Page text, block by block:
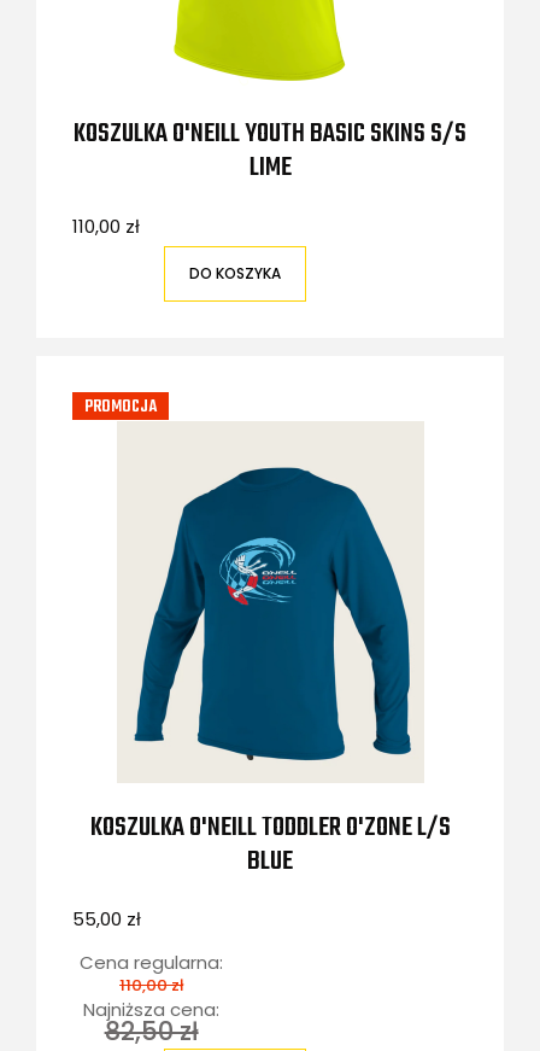
KOSZULKA O'NEILL YOUTH BASIC SKINS S/S
LIME
110,00 zł
DO KOSZYKA
KOSZULKA O'NEILL TODDLER O'ZONE L/S
BLUE
55,00 zł
Cena regularna:
110,00 zł
Najniższa cena:
82,50 zł
PROMOCJA